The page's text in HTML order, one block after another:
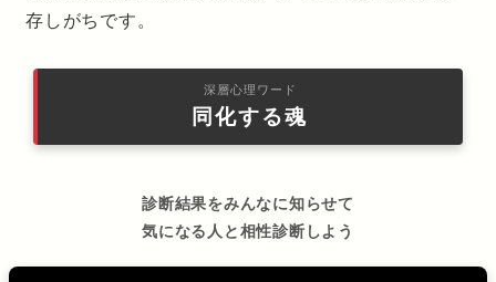
存しがちです。
深層心理ワード
同化する魂
診断結果をみんなに知らせて
気になる人と相性診断しよう